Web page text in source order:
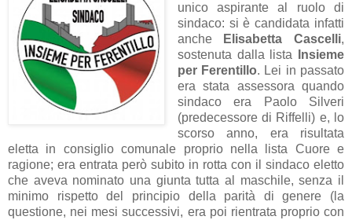
unico aspirante al ruolo di
sindaco: si è candidata infatti
anche
Elisabetta Cascelli,
sostenuta dalla lista
Insieme
per Ferentillo. Lei in passato
era stata assessora quando
sindaco era Paolo Silveri
(predecessore di Riffelli) e, lo
scorso anno, era risultata
eletta in consiglio comunale proprio nella lista Cuore e
ragione; era entrata però subito in rotta con il sindaco eletto
che aveva nominato una giunta tutta al maschile, senza il
minimo rispetto del principio della parità di genere (la
questione, nei mesi successivi, era poi rientrata proprio con